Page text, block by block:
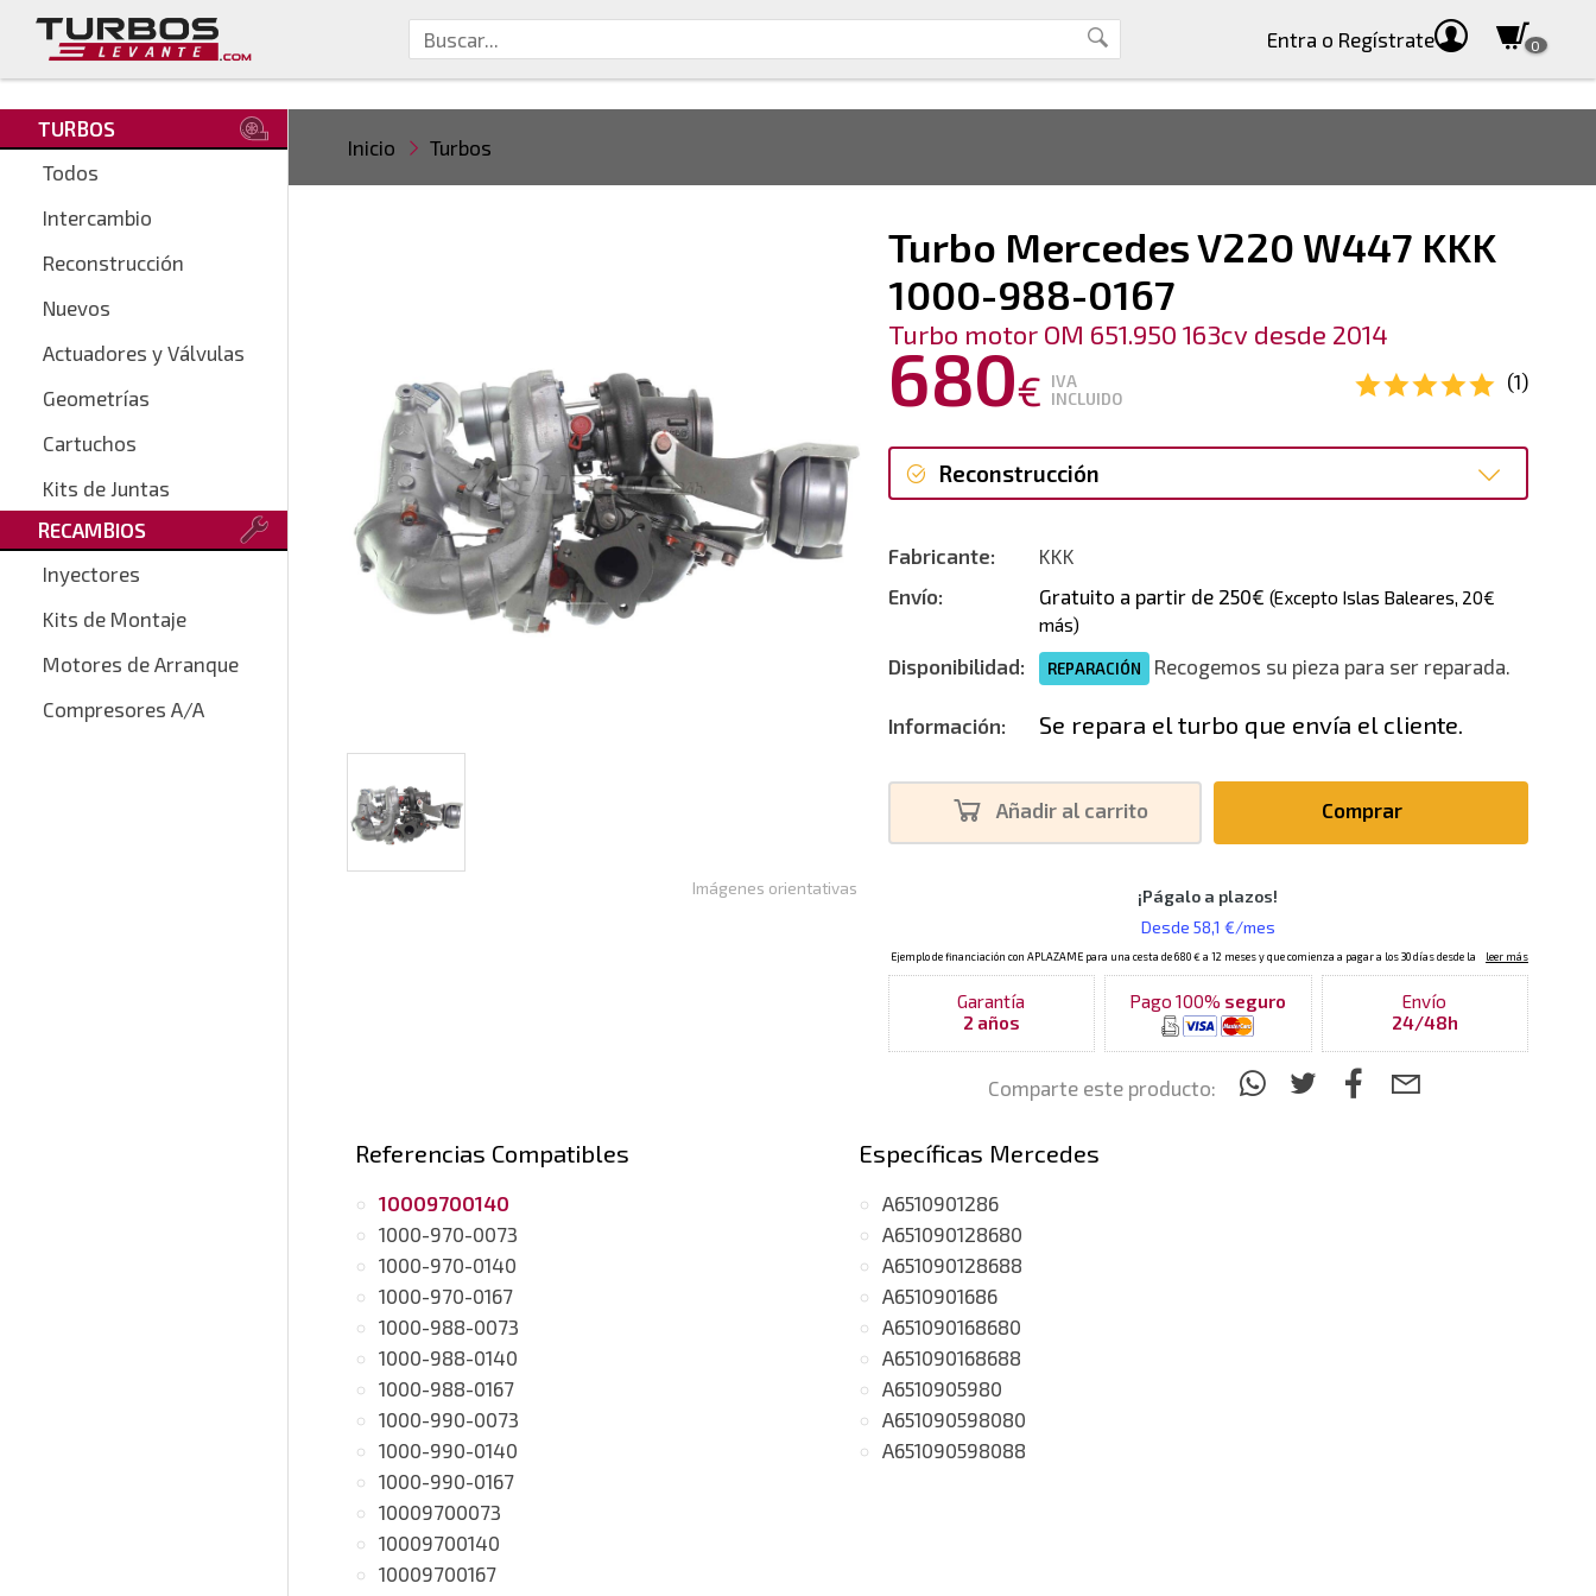
Entra o Regístrate 0
TURBOS
Todos
Intercambio
Reconstrucción
Nuevos
Actuadores y Válvulas
Geometrías
Cartuchos
Kits de Juntas
RECAMBIOS
Inyectores
Kits de Montaje
Motores de Arranque
Compresores A/A
Inicio Turbos
Turbo Mercedes V220 W447 KKK
1000-988-0167
Turbo motor OM 651.950 163cv desde 2014
680€ IVA
INCLUIDO
(1)
Reconstrucción
Fabricante:
KKK
Envío:
Gratuito a partir de 250€ (Excepto Islas Baleares, 20€
más)
Disponibilidad: REPARACIÓN Recogemos su pieza para ser reparada.
Información: Se repara el turbo que envía el cliente.
Añadir al carrito Comprar
Garantía
2 años
Pago 100% seguro
Envío
24/48h
Comparte este producto:
Imágenes orientativas
Referencias Compatibles
10009700140
1000-970-0073
1000-970-0140
1000-970-0167
1000-988-0073
1000-988-0140
1000-988-0167
1000-990-0073
1000-990-0140
1000-990-0167
10009700073
10009700140
10009700167
Específicas Mercedes
A6510901286
A651090128680
A651090128688
A6510901686
A651090168680
A651090168688
A6510905980
A651090598080
A651090598088